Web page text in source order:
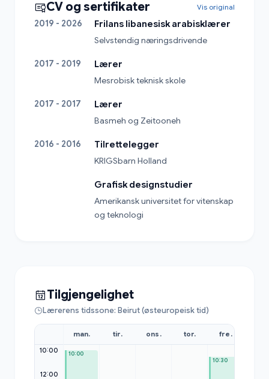
CV og sertifikater Vis original
2019 - 2026
Frilans libanesisk arabisklærer
Selvstendig næringsdrivende
2017 - 2019
Lærer
Mesrobisk teknisk skole
2017 - 2017
Lærer
Basmeh og Zeitooneh
2016 - 2016
Tilrettelegger
KRIGSbarn Holland
Grafisk designstudier
Amerikansk universitet for vitenskap
og teknologi
Tilgjengelighet
Lærerens tidssone: Beirut (østeuropeisk tid)
10:00
12:00
man.
10:00
tir. ons. tor. fre.
10:30